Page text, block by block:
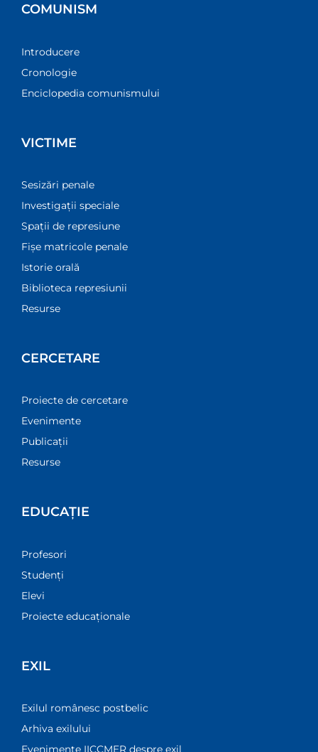
COMUNISM
Introducere
Cronologie
Enciclopedia comunismului
VICTIME
Sesizări penale
Investigații speciale
Spații de represiune
Fișe matricole penale
Istorie orală
Biblioteca represiunii
Resurse
CERCETARE
Proiecte de cercetare
Evenimente
Publicații
Resurse
EDUCAȚIE
Profesori
Studenți
Elevi
Proiecte educaționale
EXIL
Exilul românesc postbelic
Arhiva exilului
Evenimente IICCMER despre exil